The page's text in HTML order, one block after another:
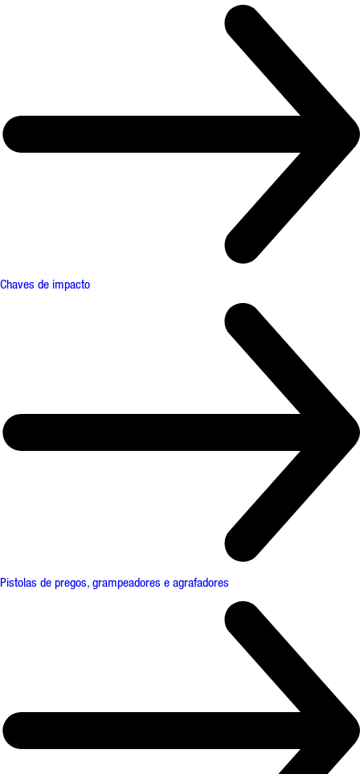
Chaves de impacto
Pistolas de pregos, grampeadores e agrafadores